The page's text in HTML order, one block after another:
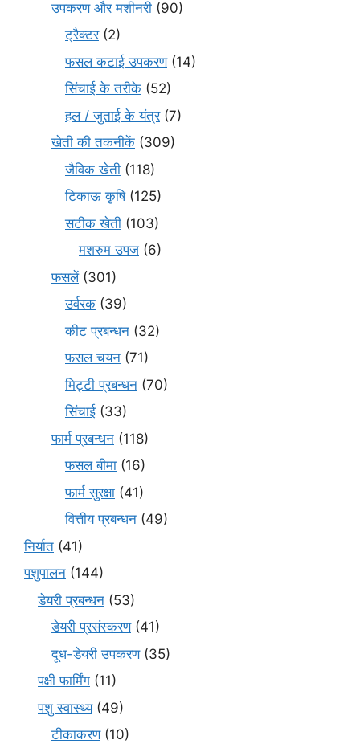
उपकरण और मशीनरी (90)
ट्रैक्टर(2)
फसल कटाई उपकरण(14)
सिंचाई के तरीके (52)
हल / जुताई के यंत्र(7)
खेती की तकनीकें (309)
जैविक खेती (118)
टिकाऊ कृषि(125)
सटीक खेती (103)
मशरुम उपज (6)
फसलें(301)
उर्वरक (39)
कीट प्रबन्धन (32)
फसल चयन (71)
मि‌ट्टी प्रबन्धन (70)
सिंचाई (33)
फार्म प्रबन्धन (118)
फसल बीमा (16)
फार्म सुरक्षा (41)
वित्तीय प्रबन्धन (49)
निर्यात (41)
पशुपालन (144)
डेयरी प्रबन्धन (53)
डेयरी प्रसंस्करण(41)
दूध-डेयरी उपकरण(35)
पक्षी फार्मिंग (11)
पशु स्वास्थ्य(49)
टीकाकरण(10)